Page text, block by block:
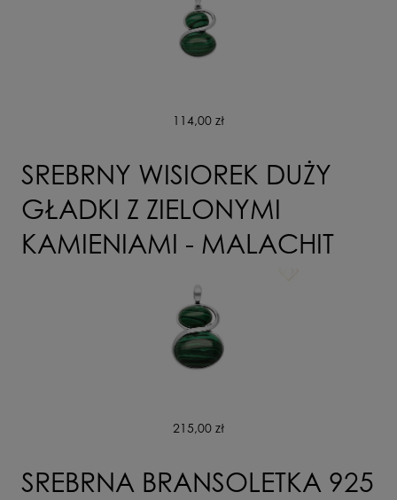
114,00 zł
SREBRNY WISIOREK DUŻY
GŁADKI Z ZIELONYMI
KAMIENIAMI - MALACHIT
215,00 zł
SREBRNA BRANSOLETKA 925